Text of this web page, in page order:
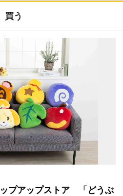
買う
プアップストア 「どうぶ